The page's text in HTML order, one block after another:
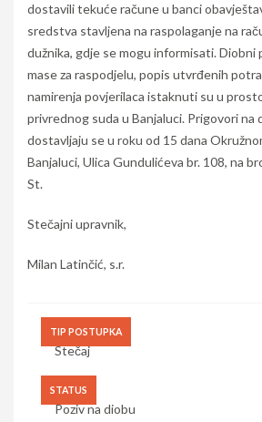
dostavili tekuće račune u banci
sredstva stavljena na raspolaganje na
dužnika, gdje se mogu informisati. Diobni
mase za raspodjelu, popis utvrđenih
namirenja povjerilaca istaknuti su u
privrednog suda u Banjaluci. Prigovori na
dostavljaju se u roku od 15 dana
Banjaluci, Ulica Gundulićeva br. 108, na
St.
Stečajni upravnik,
Milan Latinčić, s.r.
TIP POSTUPKA
Stečaj
STATUS
Poziv na diobu